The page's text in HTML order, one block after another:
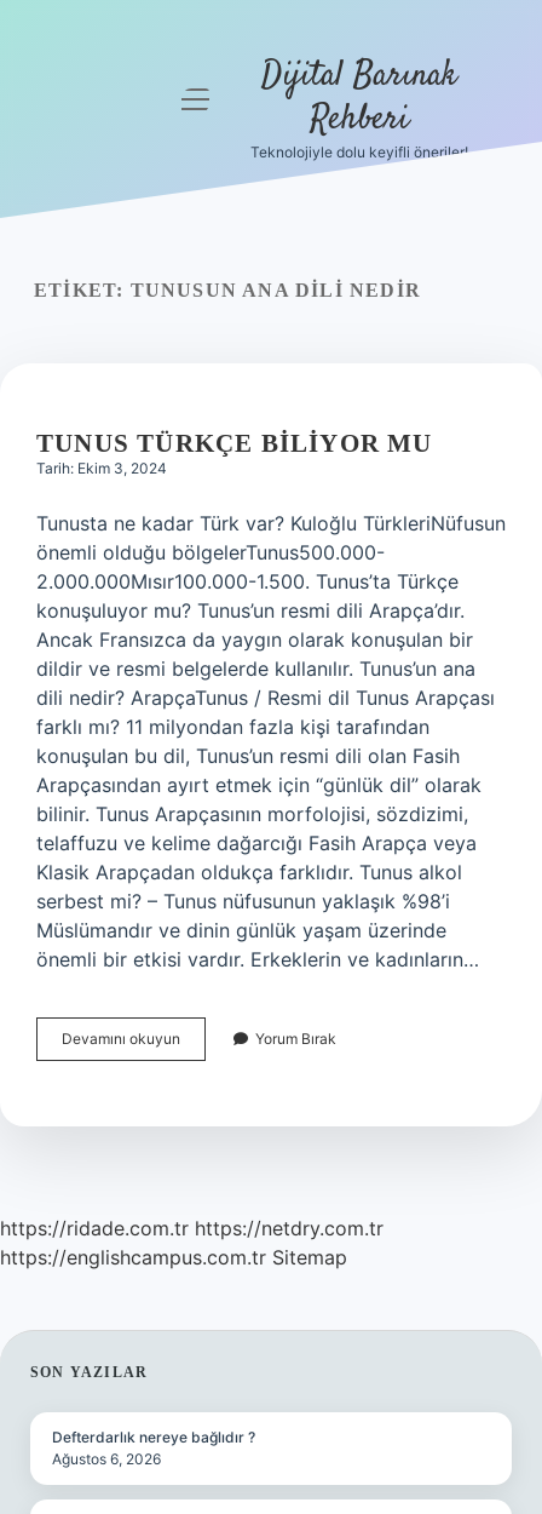
menüyü
Dijital Barınak
Rehberi
Teknolojiyle dolu keyifli öneriler!
ETIKET: TUNUSUN ANA DILI NEDIR
TUNUS TÜRKÇE BILIYOR MU
Tarih: Ekim 3, 2024
Tunusta ne kadar Türk var? Kuloğlu TürkleriNüfusun
önemli olduğu bölgelerTunus500.000-
2.000.000Mısır100.000-1.500. Tunus’ta Türkçe
konuşuluyor mu? Tunus’un resmi dili Arapça’dır.
Ancak Fransızca da yaygın olarak konuşulan bir
dildir ve resmi belgelerde kullanılır. Tunus’un ana
dili nedir? ArapçaTunus / Resmi dil Tunus Arapçası
farklı mı? 11 milyondan fazla kişi tarafından
konuşulan bu dil, Tunus’un resmi dili olan Fasih
Arapçasından ayırt etmek için “günlük dil” olarak
bilinir. Tunus Arapçasının morfolojisi, sözdizimi,
telaffuzu ve kelime dağarcığı Fasih Arapça veya
Klasik Arapçadan oldukça farklıdır. Tunus alkol
serbest mi? – Tunus nüfusunun yaklaşık %98’i
Müslümandır ve dinin günlük yaşam üzerinde
önemli bir etkisi vardır. Erkeklerin ve kadınların…
Devamını okuyun
Türkçe
Yorum Bırak
https://ridade.com.tr https://netdry.com.tr
https://englishcampus.com.tr Sitemap
SIDEBAR
SON YAZILAR
Defterdarlık nereye bağlıdır ?
Ağustos 6, 2026